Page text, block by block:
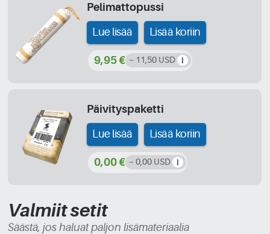
Pelimattopussi
Lue lisää Lisää koriin
9,95 € ~ 11,50 USD
Päivityspaketti
Lue lisää Lisää koriin
0,00 € ~ 0,00 USD
Valmiit setit
Säästä, jos haluat paljon lisämateriaalia